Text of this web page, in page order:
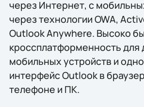
через Интернет, с
через технологии OWA,
Outlook Anywhere. Высоко
кроссплатформенность для
мобильных устройств и
интерфейс Outlook в
телефоне и ПК.